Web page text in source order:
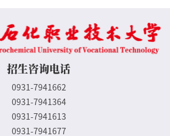
招生咨询电话
0931-7941662
0931-7941364
0931-7941613
0931-7941677